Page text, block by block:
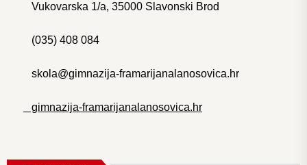
Vukovarska 1/a, 35000 Slavonski Brod
(035) 408 084
skola@gimnazija-framarijanalanosovica.hr
gimnazija-framarijanalanosovica.hr